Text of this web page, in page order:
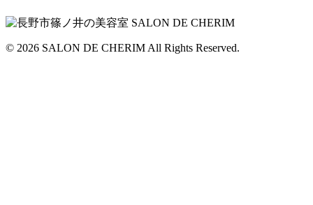
© 2026 SALON DE CHERIM All Rights Reserved.